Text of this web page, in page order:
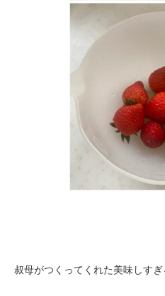
叔母がつくってくれた美味しす